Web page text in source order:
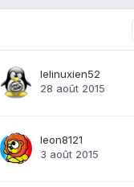
lelinuxien52
28 août 2015
leon8121
3 août 2015